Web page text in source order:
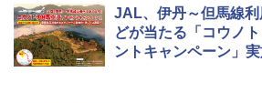
JAL、伊丹～但馬線
どが当たる「コウノ
ントキャンペーン」